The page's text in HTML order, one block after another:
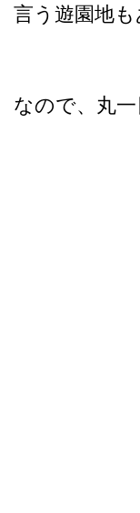
言う遊園地も
なので、丸